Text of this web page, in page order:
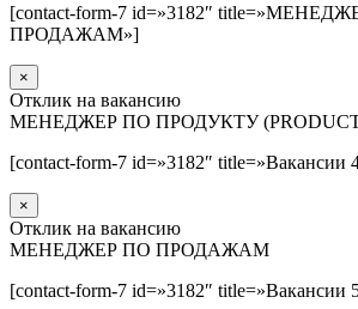
[contact-form-7 id=»3182″
ПРОДАЖАМ»]
×
Отклик на вакансию
МЕНЕДЖЕР ПО ПРОДУКТУ (PRODUCT
[contact-form-7 id=»3182″ title=»Вакансии
×
Отклик на вакансию
МЕНЕДЖЕР ПО ПРОДАЖАМ
[contact-form-7 id=»3182″ title=»Вакансии